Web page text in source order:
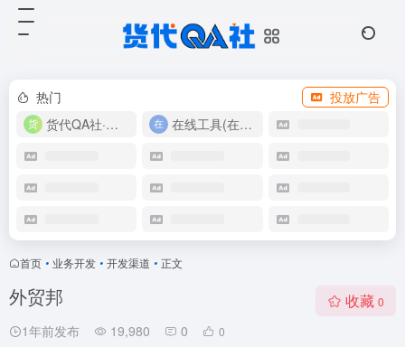
热门
投放广告
货代QA社·让货代之路更简单！
在线工具(在线实用工具200+)
首页 • 业务开发 • 开发渠道 • 正文
外贸邦
1年前发布 19,980 0 0
收藏 0